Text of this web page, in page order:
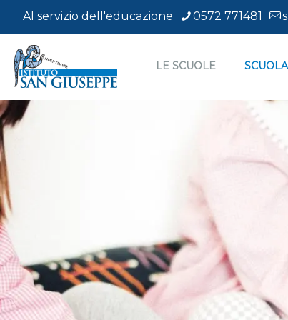
Al servizio dell'educazione 0572 771481
LE SCUOLE